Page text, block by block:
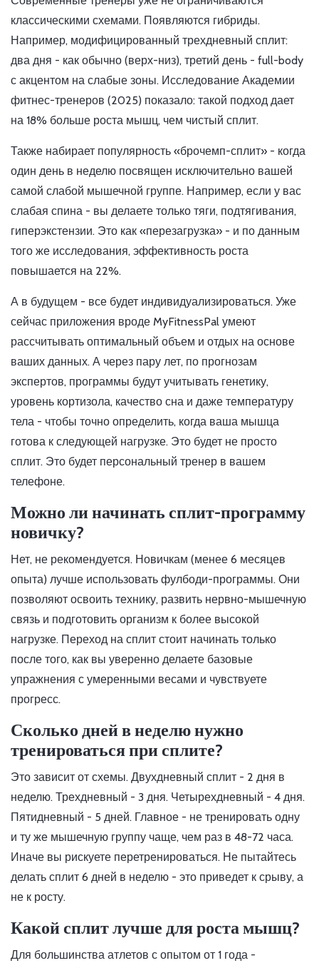
классическими схемами. Появляются гибриды.
Например, модифицированный трехдневный сплит:
два дня - как обычно (верх-низ), третий день - full-body
с акцентом на слабые зоны. Исследование Академии
фитнес-тренеров (2025) показало: такой подход дает
на 18% больше роста мышц, чем чистый сплит.
Также набирает популярность «брочемп-сплит» - когда
один день в неделю посвящен исключительно вашей
самой слабой мышечной группе. Например, если у вас
слабая спина - вы делаете только тяги, подтягивания,
гиперэкстензии. Это как «перезагрузка» - и по данным
того же исследования, эффективность роста
повышается на 22%.
А в будущем - все будет индивидуализироваться. Уже
сейчас приложения вроде MyFitnessPal умеют
рассчитывать оптимальный объем и отдых на основе
ваших данных. А через пару лет, по прогнозам
экспертов, программы будут учитывать генетику,
уровень кортизола, качество сна и даже температуру
тела - чтобы точно определить, когда ваша мышца
готова к следующей нагрузке. Это будет не просто
сплит. Это будет персональный тренер в вашем
телефоне.
Можно ли начинать сплит-программу
новичку?
Нет, не рекомендуется. Новичкам (менее 6 месяцев
опыта) лучше использовать фулбоди-программы. Они
позволяют освоить технику, развить нервно-мышечную
связь и подготовить организм к более высокой
нагрузке. Переход на сплит стоит начинать только
после того, как вы уверенно делаете базовые
упражнения с умеренными весами и чувствуете
прогресс.
Сколько дней в неделю нужно
тренироваться при сплите?
Это зависит от схемы. Двухдневный сплит - 2 дня в
неделю. Трехдневный - 3 дня. Четырехдневный - 4 дня.
Пятидневный - 5 дней. Главное - не тренировать одну
и ту же мышечную группу чаще, чем раз в 48-72 часа.
Иначе вы рискуете перетренироваться. Не пытайтесь
делать сплит 6 дней в неделю - это приведет к срыву, а
не к росту.
Какой сплит лучше для роста мышц?
Для большинства атлетов с опытом от 1 года -